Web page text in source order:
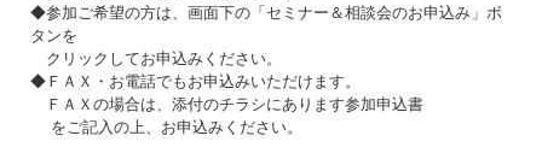
◆参加ご希望の方は、画面下の「セミナー＆相談会のお申込み」ボ
タンを
クリックしてお申込みください。
◆ＦＡＸ・お電話でもお申込みいただけます。
ＦＡＸの場合は、添付のチラシにあります参加申込書
をご記入の上、お申込みください。